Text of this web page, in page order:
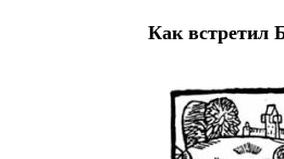
Как встретил